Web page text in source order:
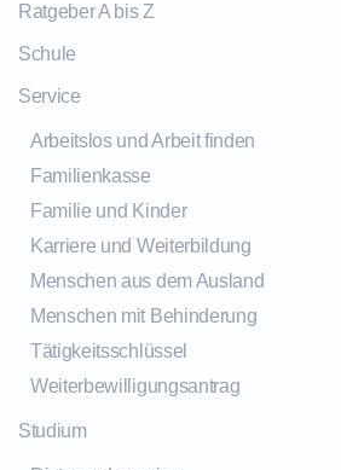
Ratgeber A bis Z
Schule
Service
Arbeitslos und Arbeit finden
Familienkasse
Familie und Kinder
Karriere und Weiterbildung
Menschen aus dem Ausland
Menschen mit Behinderung
Tätigkeitsschlüssel
Weiterbewilligungsantrag
Studium